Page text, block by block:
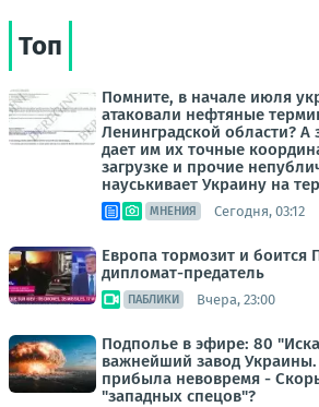
Топ
Помните, в начале июля
атаковали нефтяные
Ленинградской области? А
дает им их точные
загрузке и прочие
науськивает Украину на
МНЕНИЯ Сегодня, 03:12
Европа тормозит и боится
дипломат-предатель
ПАБЛИКИ Вчера, 23:00
Подполье в эфире: 80
важнейший завод
прибыла невовремя -
"западных спецов"?